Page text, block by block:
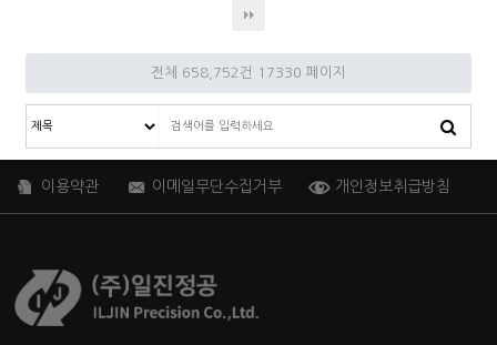
전체 658,752건 17330 페이지
이용약관 이메일무단수집거부 개인정보취급방침